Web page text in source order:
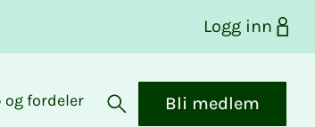
Logg inn
og fordeler
Åpne søk
Bli medlem